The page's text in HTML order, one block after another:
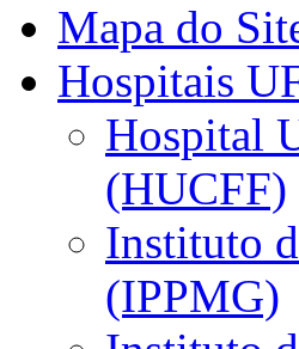
Mapa do
Hospitais
Hospital
(HUCFF)
Instituto
(IPPMG)